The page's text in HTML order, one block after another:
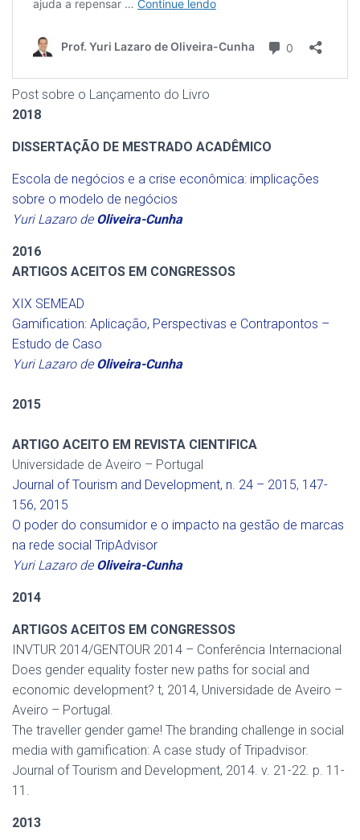
Post sobre o Lançamento do Livro
2018
DISSERTAÇÃO DE MESTRADO ACADÊMICO
Escola de negócios e a crise econômica: implicações
sobre o modelo de negócios
Yuri Lazaro deOliveira-Cunha
2016
ARTIGOS ACEITOS EM CONGRESSOS
XIX SEMEAD
Gamification: Aplicação, Perspectivas e Contrapontos –
Estudo de Caso
Yuri Lazaro deOliveira-Cunha
2015
ARTIGO ACEITO EM REVISTA CIENTIFICA
Universidade de Aveiro – Portugal
Journal of Tourism and Development, n. 24 – 2015, 147-
156, 2015
O poder do consumidor e o impacto na gestão de marcas
na rede social TripAdvisor
Yuri Lazaro deOliveira-Cunha
2014
ARTIGOS ACEITOS EM CONGRESSOS
INVTUR 2014/GENTOUR 2014 – Conferência Internacional
Does gender equality foster new paths for social and
economic development? t, 2014, Universidade de Aveiro –
Aveiro – Portugal.
The traveller gender game! The branding challenge in social
media with gamification: A case study of Tripadvisor.
Journal of Tourism and Development, 2014. v. 21-22. p. 11-
11.
2013